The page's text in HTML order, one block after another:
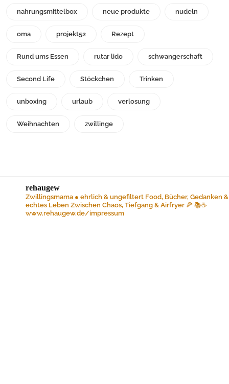
nahrungsmittelbox neue produkte nudeln
oma projekt52 Rezept
Rund ums Essen rutar lido schwangerschaft
Second Life Stöckchen Trinken
unboxing urlaub verlosung
Weihnachten zwillinge
rehaugew
Zwillingsmama ● ehrlich & ungefiltert Food, Bücher, Gedanken &
echtes Leben Zwischen Chaos, Tiefgang & Airfryer 🍕 📚☕️
www.rehaugew.de/impressum